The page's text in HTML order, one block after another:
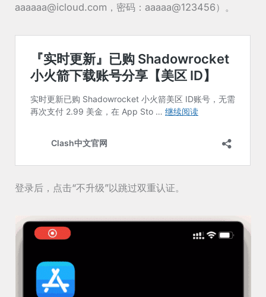
aaaaaa@icloud.com，密码：aaaaa@123456）。
登录后，点击“不升级”以跳过双重认证。